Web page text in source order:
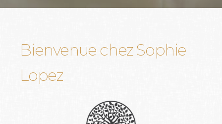
Bienvenue chezSophie
Lopez